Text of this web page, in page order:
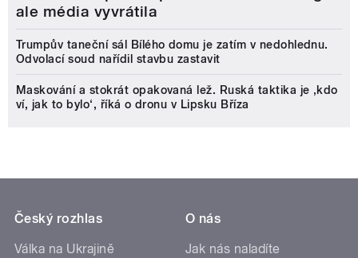
ale média vyvrátila
Trumpův taneční sál Bílého domu je zatím v nedohlednu.
Odvolací soud nařídil stavbu zastavit
Maskování a stokrát opakovaná lež. Ruská taktika je ‚kdo
ví, jak to bylo‘, říká o dronu v Lipsku Bříza
Český rozhlas
Válka na Ukrajině
O nás
Jak nás naladíte